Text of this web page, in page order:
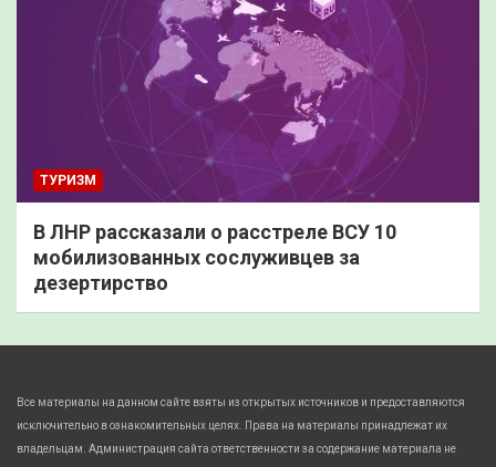
ТУРИЗМ
В ЛНР рассказали о расстреле ВСУ 10
мобилизованных сослуживцев за
дезертирство
Все материалы на данном сайте взяты из открытых источников и предоставляются
исключительно в ознакомительных целях. Права на материалы принадлежат их
владельцам. Администрация сайта ответственности за содержание материала не